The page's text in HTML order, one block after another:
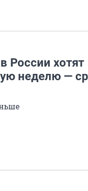
России хотят
неделю —